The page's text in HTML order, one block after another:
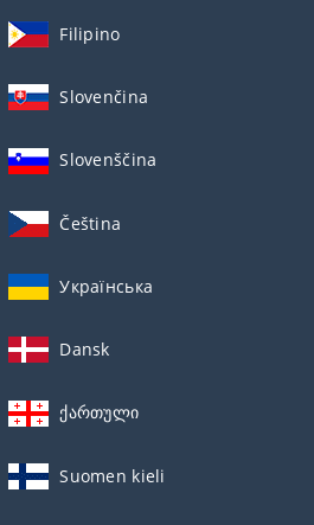
Filipino
Slovenčina
Slovenščina
Čeština
Українська
Dansk
ქართული
Suomen kieli